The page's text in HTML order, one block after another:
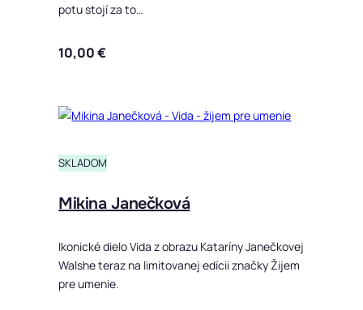
potu stojí za to…
10,00€
SKLADOM
Mikina Janečková
Ikonické dielo Vida z obrazu Kataríny Janečkovej
Walshe teraz na limitovanej edícii značky Žijem
pre umenie.